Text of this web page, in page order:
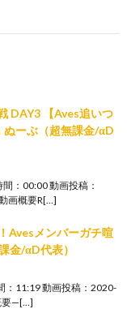
DAY3 【Aves追いつ
ぬーぶ（超無課金/αD
：00:00 動画投稿：
画概要R[…]
Avesメンバーガチ喧
金/αD代表）
：11:19 動画投稿：2020-
要—[…]